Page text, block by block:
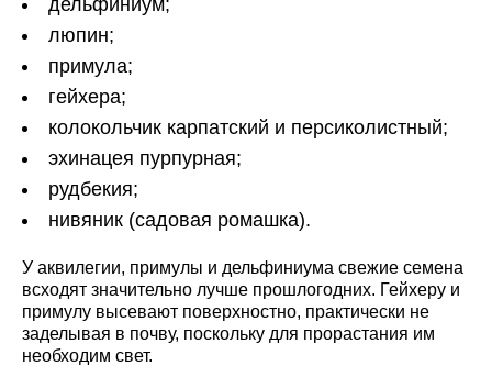
люпин;
примула;
гейхера;
колокольчик карпатский и персиколистный;
эхинацея пурпурная;
рудбекия;
нивяник (садовая ромашка).
У аквилегии, примулы и дельфиниума свежие семена
всходят значительно лучше прошлогодних. Гейхеру и
примулу высевают поверхностно, практически не
заделывая в почву, поскольку для прорастания им
необходим свет.